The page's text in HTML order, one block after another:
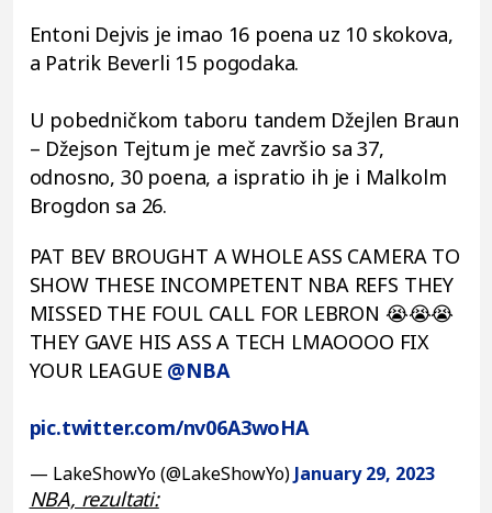
Entoni Dejvis je imao 16 poena uz 10 skokova,
a Patrik Beverli 15 pogodaka.
U pobedničkom taboru tandem Džejlen Braun
– Džejson Tejtum je meč završio sa 37,
odnosno, 30 poena, a ispratio ih je i Malkolm
Brogdon sa 26.
PAT BEV BROUGHT A WHOLE ASS CAMERA TO
SHOW THESE INCOMPETENT NBA REFS THEY
MISSED THE FOUL CALL FOR LEBRON 😭😭😭
THEY GAVE HIS ASS A TECH LMAOOOO FIX
YOUR LEAGUE @NBA
pic.twitter.com/nv06A3woHA
— LakeShowYo (@LakeShowYo) January 29, 2023
NBA, rezultati: